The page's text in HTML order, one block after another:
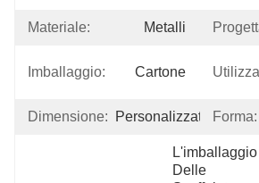
Materiale: Metalli
Imballaggio: Cartone
Dimensione: Personalizzato Forma:
L'imballaggio
Delle